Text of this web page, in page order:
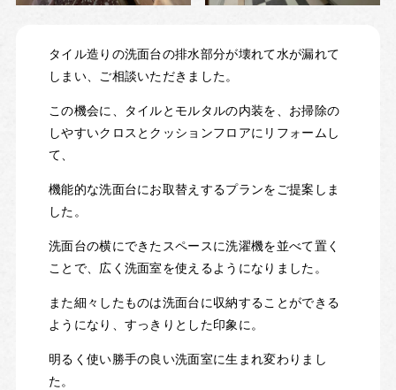
タイル造りの洗面台の排水部分が壊れて水が漏れて
しまい、ご相談いただきました。
この機会に、タイルとモルタルの内装を、お掃除の
しやすいクロスとクッションフロアにリフォームし
て、
機能的な洗面台にお取替えするプランをご提案しま
した。
洗面台の横にできたスペースに洗濯機を並べて置く
ことで、広く洗面室を使えるようになりました。
また細々したものは洗面台に収納することができる
ようになり、すっきりとした印象に。
明るく使い勝手の良い洗面室に生まれ変わりまし
た。